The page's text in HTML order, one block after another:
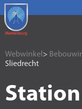
Webwinkel >
Sliedrecht